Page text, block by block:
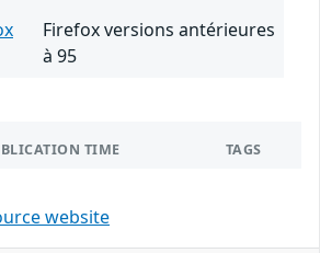
Firefox versions antérieures
à 95
TIME TAGS
website